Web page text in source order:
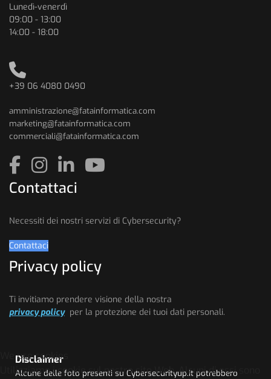
Lunedì-venerdì
09:00 - 13:00
14:00 - 18:00
+39 06 4080 0490
amministrazione@fatainformatica.com
marketing@fatainformatica.com
commerciali@fatainformatica.com
Contattaci
Necessiti dei nostri servizi di Cybersecurity?
Contattaci
Privacy policy
Ti invitiamo prendere visione della nostra
privacy policyper la protezione dei tuoi dati personali.
Disclaimer
Alcune delle foto presenti su Cybersecurityup.it potrebbero
We use cookies
Utilizziamo i cookie sul nostro sito Web. Alcuni di essi sono